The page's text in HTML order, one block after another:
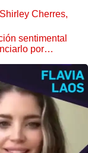
Cherres,
sentimental
por